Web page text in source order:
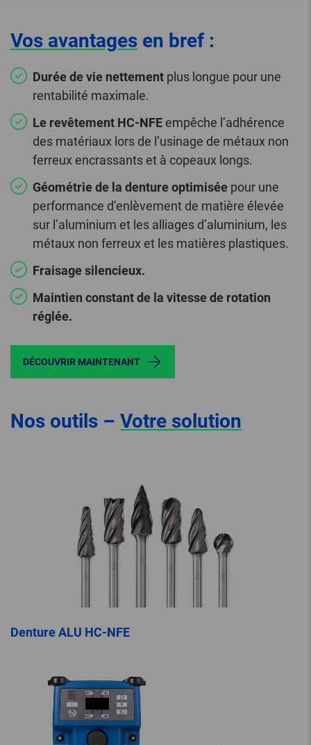
Vos avantages en bref :
Durée de vie nettement plus longue pour une
rentabilité maximale.
Le revêtement HC-NFE empêche l’adhérence
des matériaux lors de l’usinage de métaux non
ferreux encrassants et à copeaux longs.
Géométrie de la denture optimisée pour une
performance d’enlèvement de matière élevée
sur l’aluminium et les alliages d’aluminium, les
métaux non ferreux et les matières plastiques.
Fraisage silencieux.
Maintien constant de la vitesse de rotation
réglée.
DÉCOUVRIR MAINTENANT
Nos outils – Votre solution
Denture ALU HC-NFE